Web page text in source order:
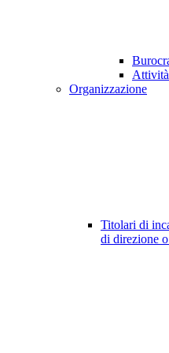
Organizzazione
Titolari di
di direzione